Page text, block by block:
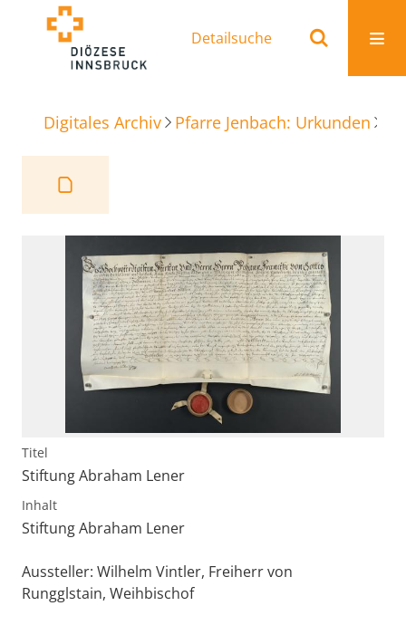
Detailsuche
Digitales Archiv Pfarre Jenbach: Urkunden
Titel
Stiftung Abraham Lener
Inhalt
Stiftung Abraham Lener
Aussteller: Wilhelm Vintler, Freiherr von
Rungglstain, Weihbischof